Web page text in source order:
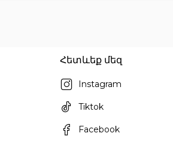
Հետևեք մեզ
Instagram
Tiktok
Facebook